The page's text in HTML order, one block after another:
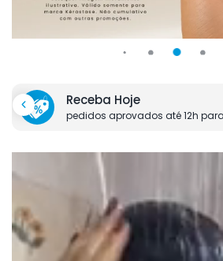
Receba Hoje
pedidos aprovados até 12h